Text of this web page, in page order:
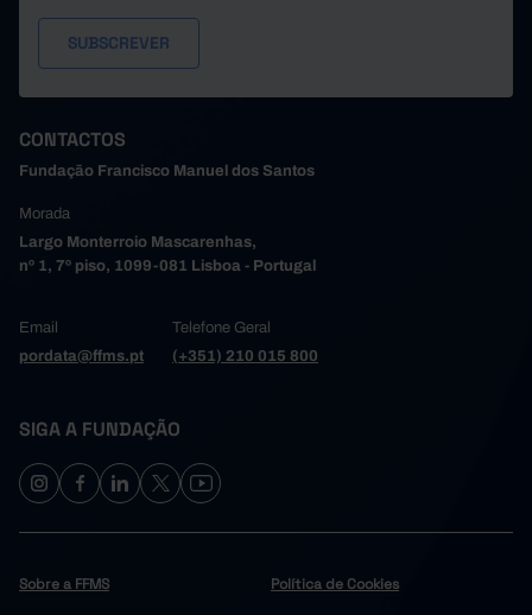
CONTACTOS
Fundação Francisco Manuel dos Santos
Morada
Largo Monterroio Mascarenhas,
nº 1, 7º piso, 1099-081 Lisboa - Portugal
Email
pordata@ffms.pt
Telefone Geral
(+351) 210 015 800
SIGA A FUNDAÇÃO
Sobre a FFMS Política de Cookies